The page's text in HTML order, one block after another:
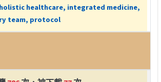
healthcare, integrated medicine,
team, protocol